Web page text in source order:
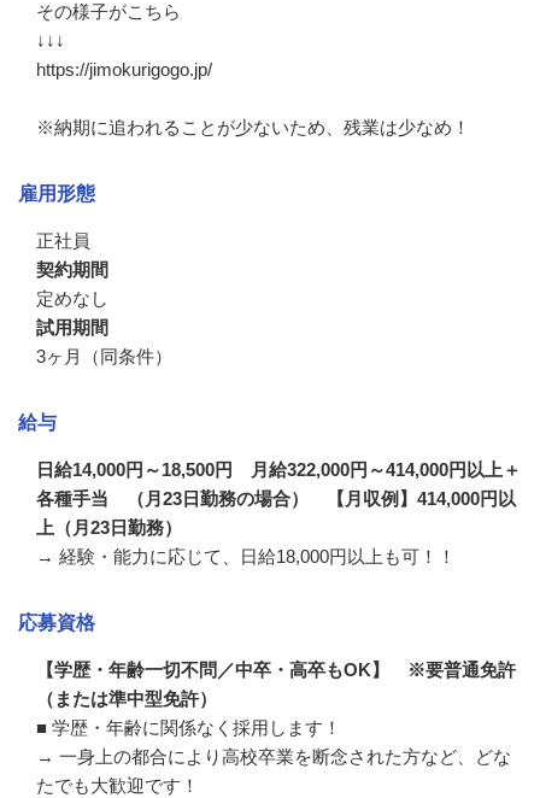
その様子がこちら
↓↓↓
https://jimokurigogo.jp/
※納期に追われることが少ないため、残業は少なめ！
雇用形態
正社員
契約期間
定めなし
試用期間
3ヶ月（同条件）
給与
日給14,000円～18,500円 月給322,000円～414,000円以上＋
各種手当 （月23日勤務の場合） 【月収例】414,000円以
上（月23日勤務）
→ 経験・能力に応じて、日給18,000円以上も可！！
応募資格
【学歴・年齢一切不問／中卒・高卒もOK】 ※要普通免許
（または準中型免許）
■ 学歴・年齢に関係なく採用します！
→ 一身上の都合により高校卒業を断念された方など、どな
たでも大歓迎です！